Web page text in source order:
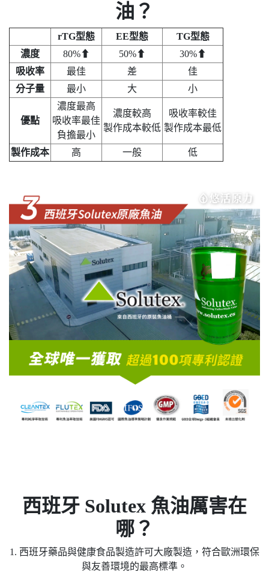
油？
rTG型態 EE型態
TG型態
濃度
80%⬆ 50%⬆
30%⬆
吸收率
最佳 差
佳
分子量
最小 大 小
優點
濃度最高
吸收率最佳
負擔最小
濃度較高
製作成本較低
吸收率較佳
製作成本最低
製作成本 高 一般 低
西班牙 Solutex 魚油厲害在
哪？
1. 西班牙藥品與健康食品製造許可大廠製造，符合歐洲環保
與友善環境的最高標準。